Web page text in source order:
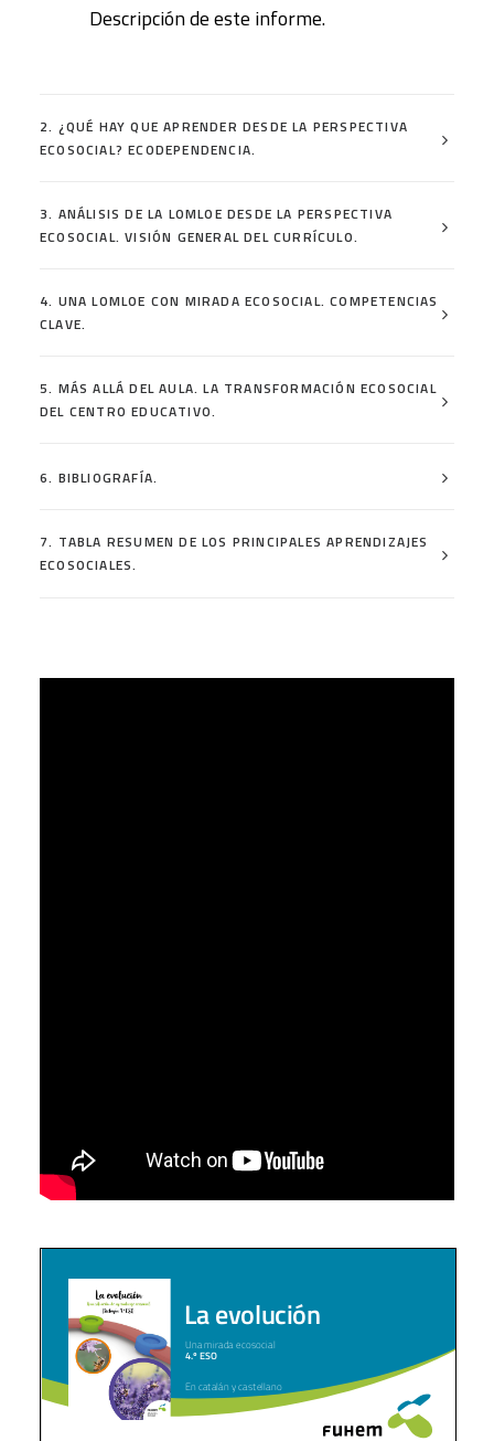
Descripción de este informe.
2. ¿QUÉ HAY QUE APRENDER DESDE LA PERSPECTIVA
ECOSOCIAL? ECODEPENDENCIA.
3. ANÁLISIS DE LA LOMLOE DESDE LA PERSPECTIVA
ECOSOCIAL. VISIÓN GENERAL DEL CURRÍCULO.
4. UNA LOMLOE CON MIRADA ECOSOCIAL. COMPETENCIAS
CLAVE.
5. MÁS ALLÁ DEL AULA. LA TRANSFORMACIÓN ECOSOCIAL
DEL CENTRO EDUCATIVO.
6. BIBLIOGRAFÍA.
7. TABLA RESUMEN DE LOS PRINCIPALES APRENDIZAJES
ECOSOCIALES.